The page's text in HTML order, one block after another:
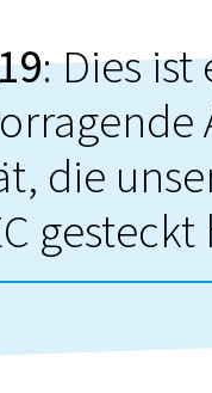
: Dies ist
die